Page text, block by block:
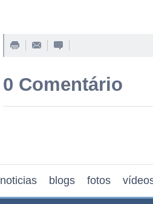
0 Comentário
noticias blogs fotos